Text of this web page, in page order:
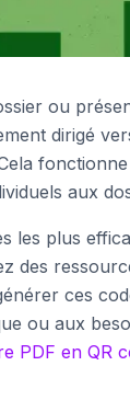
ou
dirigé
aux
les plus
des
ces
ou aux
PDF en QR